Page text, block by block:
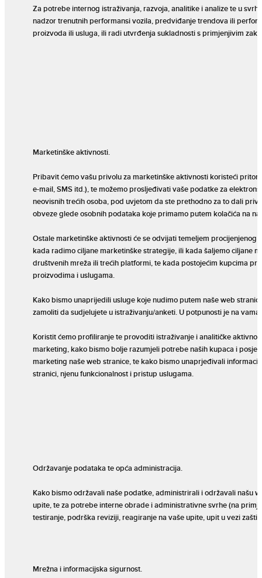
Za potrebe internog istraživanja, razvoja, analitike i analize te u
nadzor trenutnih performansi vozila, predviđanje trendova ili
proizvoda ili usluga, ili radi utvrđenja sukladnosti s primjenjivim
Marketinške aktivnosti.
Pribavit ćemo vašu privolu za marketinške aktivnosti koristeći
e-mail, SMS itd.), te možemo prosljeđivati vaše podatke za
neovisnih trećih osoba, pod uvjetom da ste prethodno za to dali
obveze glede osobnih podataka koje primamo putem kolačića na
Ostale marketinške aktivnosti će se odvijati temeljem procijenjenog
kada radimo ciljane marketinške strategije, ili kada šaljemo ciljane
društvenih mreža ili trećih platformi, te kada postojećim kupcima
proizvodima i uslugama.
Kako bismo unaprijedili usluge koje nudimo putem naše web
zamoliti da sudjelujete u istraživanju/anketi. U potpunosti je na vama
Koristit ćemo profiliranje te provoditi istraživanje i analitičke
marketing, kako bismo bolje razumjeli potrebe naših kupaca i
marketing naše web stranice, te kako bismo unaprjeđivali
stranici, njenu funkcionalnost i pristup uslugama.
Održavanje podataka te opća administracija.
Kako bismo održavali naše podatke, administrirali i održavali našu
upite, te za potrebe interne obrade i administrativne svrhe (na
testiranje, podrška reviziji, reagiranje na vaše upite, upit u vezi
Mrežna i informacijska sigurnost.